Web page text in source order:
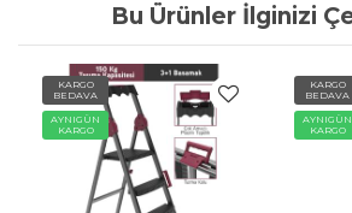
Bu Ürünler İlginizi
KARGO
BEDAVA
AYNIGÜN
KARGO
KARGO
BEDAVA
AYNIGÜN
KARGO